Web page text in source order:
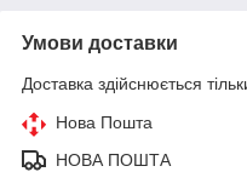
Умови доставки
Доставка здійснюється
Нова Пошта
НОВА ПОШТА